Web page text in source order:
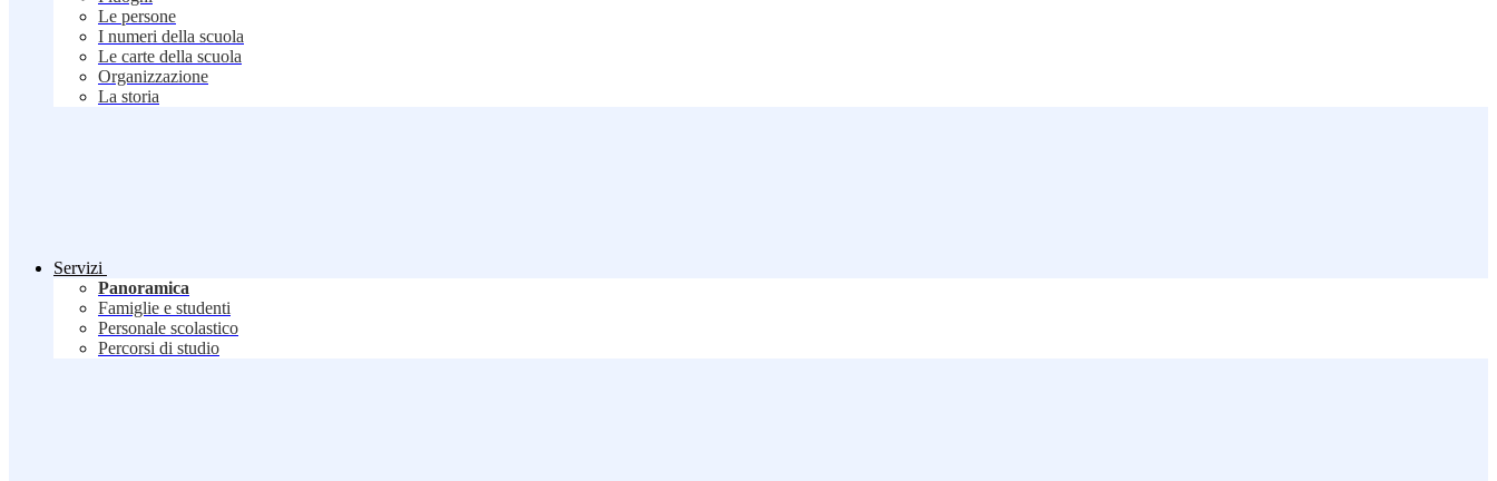
Le persone
I numeri della scuola
Le carte della scuola
Organizzazione
La storia
Servizi
Panoramica
Famiglie e studenti
Personale scolastico
Percorsi di studio